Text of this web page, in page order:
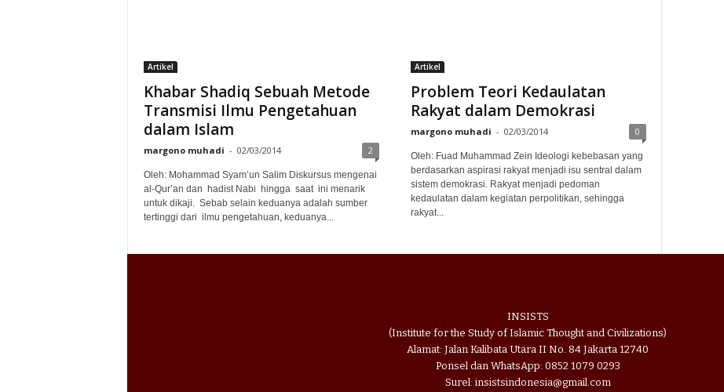
Artikel
Khabar Shadiq Sebuah Metode
Transmisi Ilmu Pengetahuan
dalam Islam
margono muhadi - 02/03/2014 2
Oleh: Mohammad Syam’un Salim Diskursus mengenai
al-Qur’an dan hadist Nabi hingga saat ini menarik
untuk dikaji. Sebab selain keduanya adalah sumber
tertinggi dari ilmu pengetahuan, keduanya...
Artikel
Problem Teori Kedaulatan
Rakyat dalam Demokrasi
margono muhadi - 02/03/2014 0
Oleh: Fuad Muhammad Zein Ideologi kebebasan yang
berdasarkan aspirasi rakyat menjadi isu sentral dalam
sistem demokrasi. Rakyat menjadi pedoman
kedaulatan dalam kegiatan perpolitikan, sehingga
rakyat...
INSISTS
(Institute for the Study of Islamic Thought and Civilizations)
Alamat: Jalan Kalibata Utara II No. 84 Jakarta 12740
Ponsel dan WhatsApp: 0852 1079 0293
Surel: insistsindonesia@gmail.com